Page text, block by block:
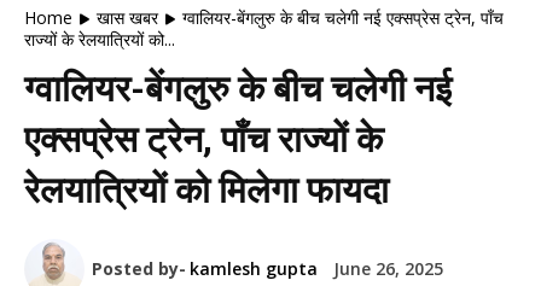
Home खास खबर
ग्वालियर-बेंगलुरु के बीच चलेगी नई एक्सप्रेस ट्रेन, पाँच
राज्यों के रेलयात्रियों को...
ग्वालियर-बेंगलुरु के बीच चलेगी नई
एक्सप्रेस ट्रेन, पाँच राज्यों के
रेलयात्रियों को मिलेगा फायदा
Posted by- kamlesh gupta June 26, 2025